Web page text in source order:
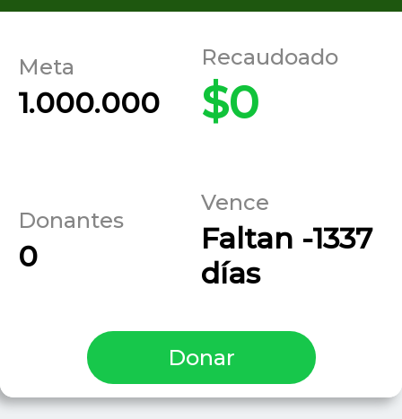
Meta
1.000.000
Recaudoado
$0
Donantes
0
Vence
Faltan -1337
días
Donar